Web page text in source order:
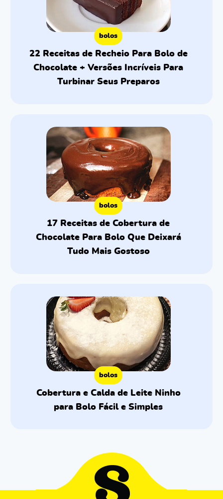
bolos
22 Receitas de Recheio Para Bolo de
Chocolate + Versões Incríveis Para
Turbinar Seus Preparos
bolos
17 Receitas de Cobertura de
Chocolate Para Bolo Que Deixará
Tudo Mais Gostoso
bolos
Cobertura e Calda de Leite Ninho
para Bolo Fácil e Simples